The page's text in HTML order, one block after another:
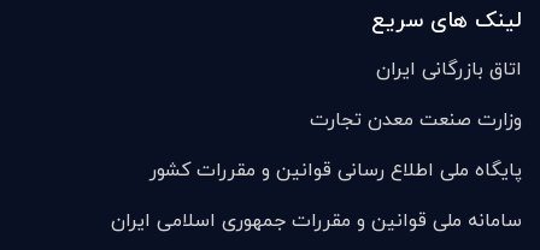
لینک های سریع
اتاق بازرگانی ایران
وزارت صنعت معدن تجارت
پایگاه ملی اطلاع رسانی قوانین و مقررات کشور
سامانه ملی قوانين و مقررات جمهوری اسلامی ایران